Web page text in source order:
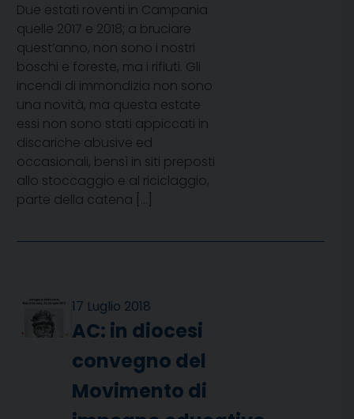
Due estati roventi in Campania
quelle 2017 e 2018; a bruciare
quest’anno, non sono i nostri
boschi e foreste, ma i rifiuti. Gli
incendi di immondizia non sono
una novità, ma questa estate
essi non sono stati appiccati in
discariche abusive ed
occasionali, bensì in siti preposti
allo stoccaggio e al riciclaggio,
parte della catena […]
17 Luglio 2018
AC: in diocesi
convegno del
Movimento di